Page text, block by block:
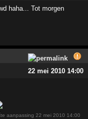
haha... Tot morgen
22 mei 2010 14:00
aanpassing22 mei 2010 14:00